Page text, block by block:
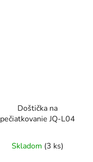
Doštička na
pečiatkovanie JQ-L04
Skladom (3 ks)